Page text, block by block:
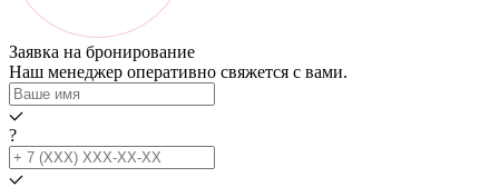
Заявка на бронирование
Наш менеджер оперативно свяжется с вами.
?